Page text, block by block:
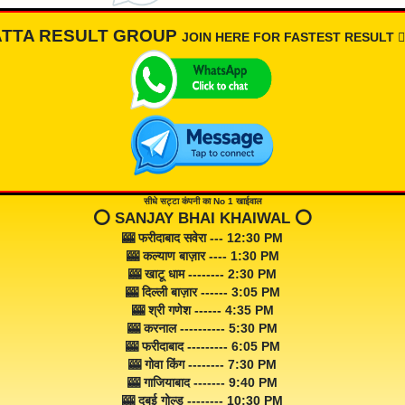
RESULT GROUP JOIN HERE FOR FASTEST RESULT
सीधे सट्टा कंपनी का No 1 खाईवाल
⭕️ SANJAY BHAI KHAIWAL ⭕️
🎰 फरीदाबाद सवेरा --- 12:30 PM
🎰 कल्याण बाज़ार ---- 1:30 PM
🎰 खाटू धाम -------- 2:30 PM
🎰 दिल्ली बाज़ार ------ 3:05 PM
🎰 श्री गणेश ------ 4:35 PM
🎰 करनाल ---------- 5:30 PM
🎰 फरीदाबाद --------- 6:05 PM
🎰 गोवा किंग -------- 7:30 PM
🎰 गाजियाबाद ------- 9:40 PM
🎰 दुबई गोल्ड -------- 10:30 PM